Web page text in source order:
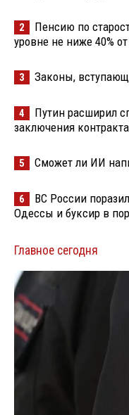
2
Пенсию по
уровне не ниже 40%
3 Законы,
4
Путин расширил
заключения
5 Сможет ли ИИ
6
ВС России
Одессы и буксир в
Главное сегодня